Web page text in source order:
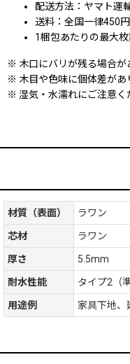
配送方法：ヤマト運
送料：全国一律450
1梱包あたりの最大
※ 木口にバリが残る場合が
※ 木目や色味に個体差があ
※ 湿気・水濡れにご注意く
材質（表面） ラワン
芯材 ラワン
厚さ 5.5mm
耐水性能 タイプ2（
用途例 家具下地、